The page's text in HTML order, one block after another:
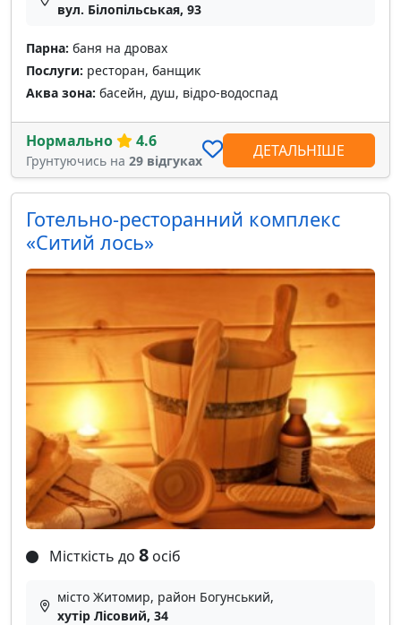
вул. Білопільськая, 93
Парна: баня на дровах
Послуги: ресторан, банщик
Аква зона: басейн, душ, відро-водоспад
Нормально 4.6
Грунтуючись на 29 відгуках
ДЕТАЛЬНІШЕ
Готельно-ресторанний комплекс
«Ситий лось»
Місткість до 8 осіб
місто Житомир, район Богунський,
хутір Лісовий, 34